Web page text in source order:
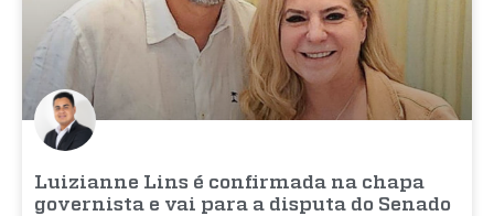
Luizianne Lins é confirmada na chapa
governista e vai para a disputa do Senado